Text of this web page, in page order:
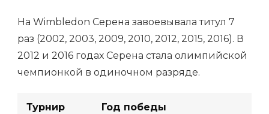
На Wimbledon Серена завоевывала титул 7
раз (2002, 2003, 2009, 2010, 2012, 2015, 2016). В
2012 и 2016 годах Серена стала олимпийской
чемпионкой в одиночном разряде.
Турнир Год победы